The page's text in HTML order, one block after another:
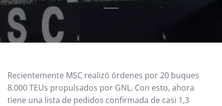
Recientemente MSC realizó órdenes por 20 buques
8.000 TEUs propulsados por GNL. Con esto, ahora
tiene una lista de pedidos confirmada de casi 1,3